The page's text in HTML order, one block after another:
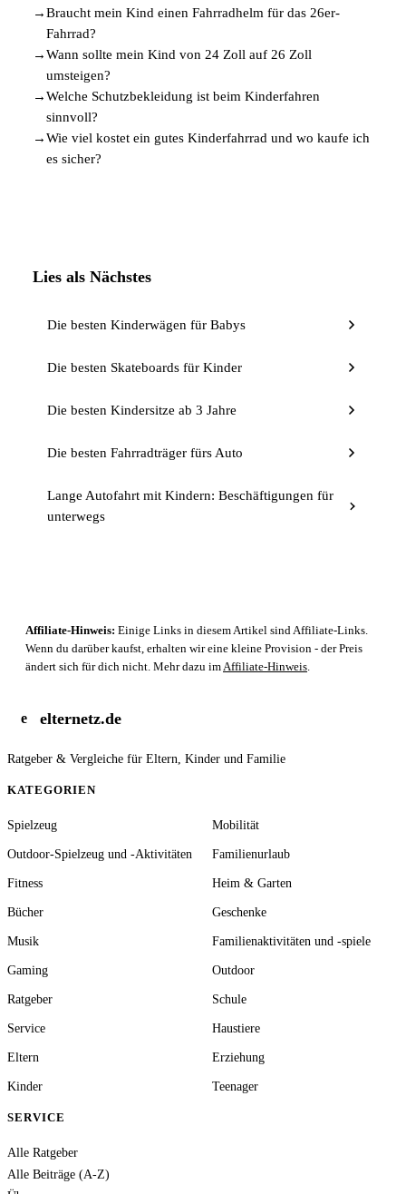
→Braucht mein Kind einen Fahrradhelm für das 26er-
Fahrrad?
→Wann sollte mein Kind von 24 Zoll auf 26 Zoll
umsteigen?
→Welche Schutzbekleidung ist beim Kinderfahren
sinnvoll?
→Wie viel kostet ein gutes Kinderfahrrad und wo kaufe ich
es sicher?
Lies als Nächstes
Die besten Kinderwägen für Babys
Die besten Skateboards für Kinder
Die besten Kindersitze ab 3 Jahre
Die besten Fahrradträger fürs Auto
Lange Autofahrt mit Kindern: Beschäftigungen für
unterwegs
Affiliate-Hinweis: Einige Links in diesem Artikel sind Affiliate-Links.
Wenn du darüber kaufst, erhalten wir eine kleine Provision - der Preis
ändert sich für dich nicht. Mehr dazu im Affiliate-Hinweis
e elternetz.de
Ratgeber & Vergleiche für Eltern, Kinder und Familie
KATEGORIEN
Spielzeug Mobilität
Outdoor-Spielzeug und -Aktivitäten Familienurlaub
Fitness Heim & Garten
Bücher Geschenke
Musik Familienaktivitäten und -spiele
Gaming Outdoor
Ratgeber Schule
Service Haustiere
Eltern Erziehung
Kinder Teenager
SERVICE
Alle Ratgeber
Alle Beiträge (A-Z)